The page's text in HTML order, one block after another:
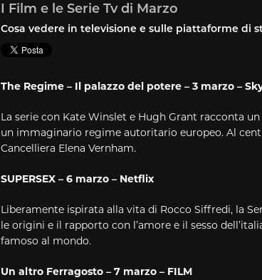
I Film e le Serie Tv di Marzo
Cosa vedere in televisione e sulle piattaforme di
The Regime – Il palazzo del potere – 3 marzo –
La serie con Kate Winslet e Hugh Grant racconta
un immaginario regime autoritario europeo. Al
Cancelliera Elena Vernham.
SUPERSEX – 6 marzo – Netflix
Liberamente ispirata alla vita di Rocco Siffredi, la
le origini e il rapporto con l’amore e il sesso
famoso al mondo.
Un altro Ferragosto – 7 marzo – FILM